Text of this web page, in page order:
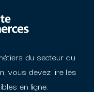
du secteur du
vous devez lire les
en ligne.